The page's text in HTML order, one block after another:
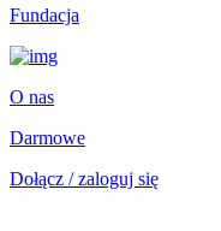
Fundacja
O nas
Darmowe
Dołącz / zaloguj się